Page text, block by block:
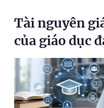
Tài nguyên
của giáo dục